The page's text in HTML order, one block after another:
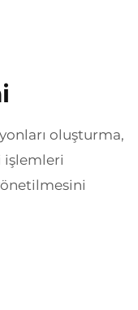
oluşturma,
işlemleri